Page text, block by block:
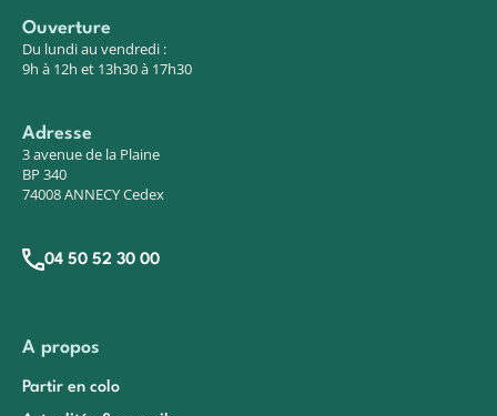
Ouverture
Du lundi au vendredi :
9h à 12h et 13h30 à 17h30
Adresse
3 avenue de la Plaine
BP 340
74008 ANNECY Cedex
04 50 52 30 00
A propos
Partir en colo